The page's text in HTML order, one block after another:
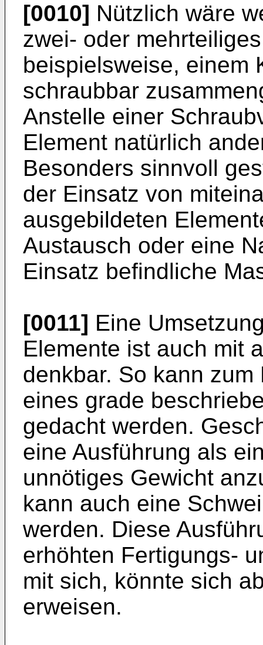
[0010] Nützlich wäre
zwei- oder
beispielsweise, einem
schraubbar
Anstelle einer
Element natürlich
Besonders sinnvoll
der Einsatz von
ausgebildeten
Austausch oder eine
Einsatz befindliche
[0011] Eine
Elemente ist auch mit
denkbar. So kann
eines grade
gedacht werden.
eine Ausführung als
unnötiges Gewicht
kann auch eine
werden. Diese
erhöhten Fertigungs-
mit sich, könnte sich
erweisen.